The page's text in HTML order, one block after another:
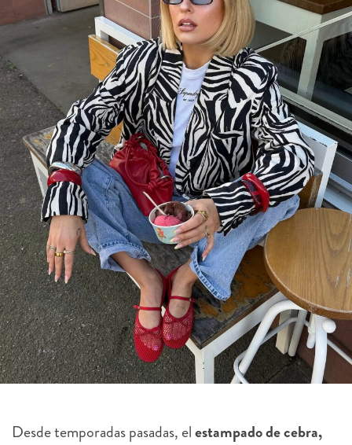
Desde temporadas pasadas, elestampado de cebra,